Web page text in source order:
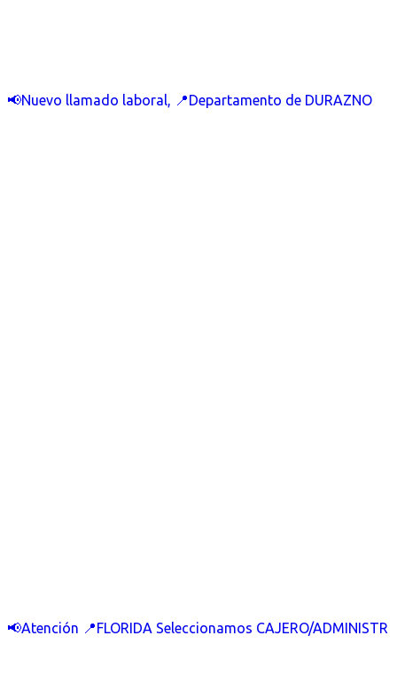
📢Nuevo llamado laboral, 📍Departamento de DURAZNO
📢Atención 📍FLORIDA Seleccionamos CAJERO/ADMINISTR